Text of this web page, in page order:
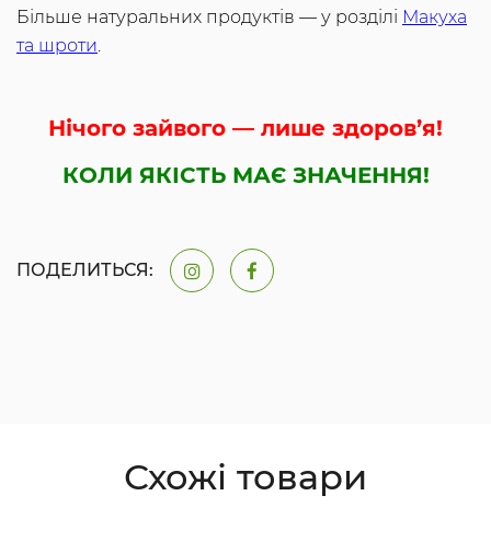
Більше натуральних продуктів — у розділі Макуха
та шроти.
Нічого зайвого — лише здоров’я!
КОЛИ ЯКІСТЬ МАЄ ЗНАЧЕННЯ!
ПОДЕЛИТЬСЯ:
Схожі товари